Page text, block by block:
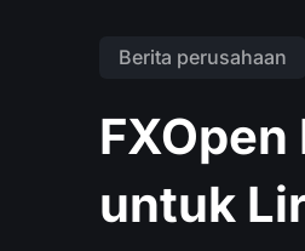
Berita perusahaan
untuk